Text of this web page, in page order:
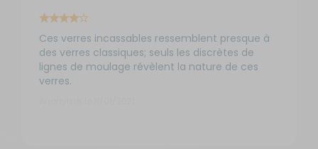
Ces verres incassables ressemblent presque à
des verres classiques; seuls les discrètes de
lignes de moulage révèlent la nature de ces
verres.